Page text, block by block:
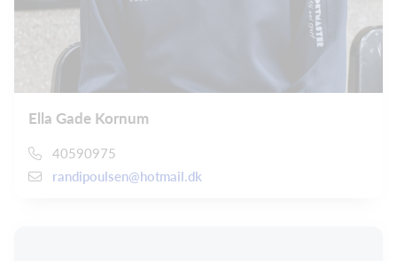
Ella Gade Kornum
40590975
randipoulsen@hotmail.dk